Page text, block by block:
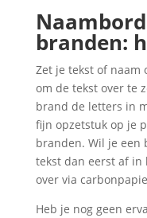
branden:
Zet je tekst of naam
om de tekst over te
brand de letters in
fijn opzetstuk op je
branden. Wil je een
tekst dan eerst af in
over via
Heb je nog geen